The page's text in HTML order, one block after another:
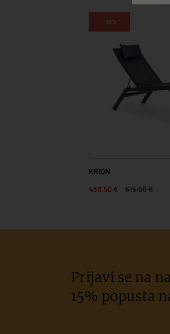
-30%
KRION
430,50 €
615,00 €
Prijavi se na
15% popusta